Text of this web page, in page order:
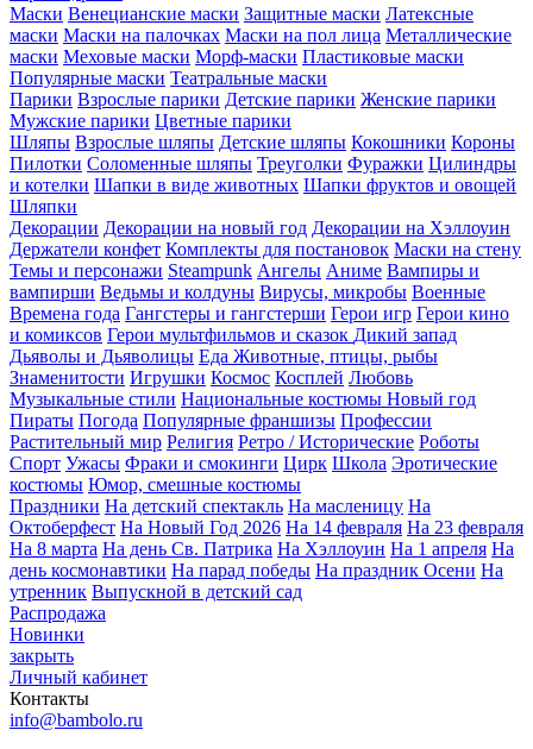
Маски Венецианские маски Защитные маски Латексные
маски Маски на палочках Маски на пол лица Металлические
маски Меховые маски Морф-маски Пластиковые маски
Популярные маски Театральные маски
Парики Взрослые парики Детские парики Женские парики
Мужские парики Цветные парики
Шляпы Взрослые шляпы Детские шляпы Кокошники Короны
Пилотки Соломенные шляпы Треуголки Фуражки Цилиндры
и котелки Шапки в виде животных Шапки фруктов и овощей
Шляпки
Декорации Декорации на новый год Декорации на Хэллоуин
Держатели конфет Комплекты для постановок Маски на стену
Темы и персонажи Steampunk Ангелы Аниме Вампиры и
вампирши Ведьмы и колдуны Вирусы, микробы Военные
Времена года Гангстеры и гангстерши Герои игр Герои кино
и комиксов Герои мультфильмов и сказок Дикий запад
Дьяволы и Дьяволицы Еда Животные, птицы, рыбы
Знаменитости Игрушки Космос Косплей Любовь
Музыкальные стили Национальные костюмы Новый год
Пираты Погода Популярные франшизы Профессии
Растительный мир Религия Ретро / Исторические Роботы
Спорт Ужасы Фраки и смокинги Цирк Школа Эротические
костюмы Юмор, смешные костюмы
Праздники На детский спектакль На масленицу На
Октоберфест На Новый Год 2026 На 14 февраля На 23 февраля
На 8 марта На день Св. Патрика На Хэллоуин На 1 апреля На
день космонавтики На парад победы На праздник Осени На
утренник Выпускной в детский сад
Распродажа
Новинки
закрыть
Личный кабинет
Контакты
info@bambolo.ru